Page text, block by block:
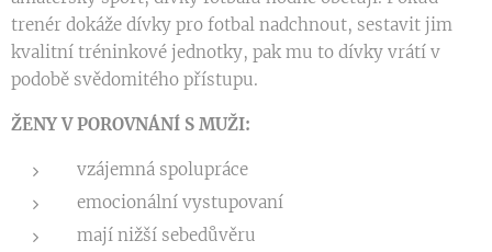
trenér dokáže dívky pro fotbal nadchnout, sestavit jim
kvalitní tréninkové jednotky, pak mu to dívky vrátí v
podobě svědomitého přístupu.
ŽENY V POROVNÁNÍ S MUŽI:
vzájemná spolupráce
emocionální vystupovaní
mají nižší sebedůvěru